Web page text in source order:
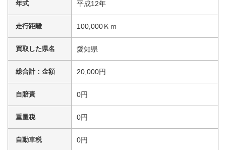
年式 平成12年
走行距離 100,000Ｋｍ
買取した県名 愛知県
総合計：金額 20,000円
自賠責 0円
重量税 0円
自動車税 0円